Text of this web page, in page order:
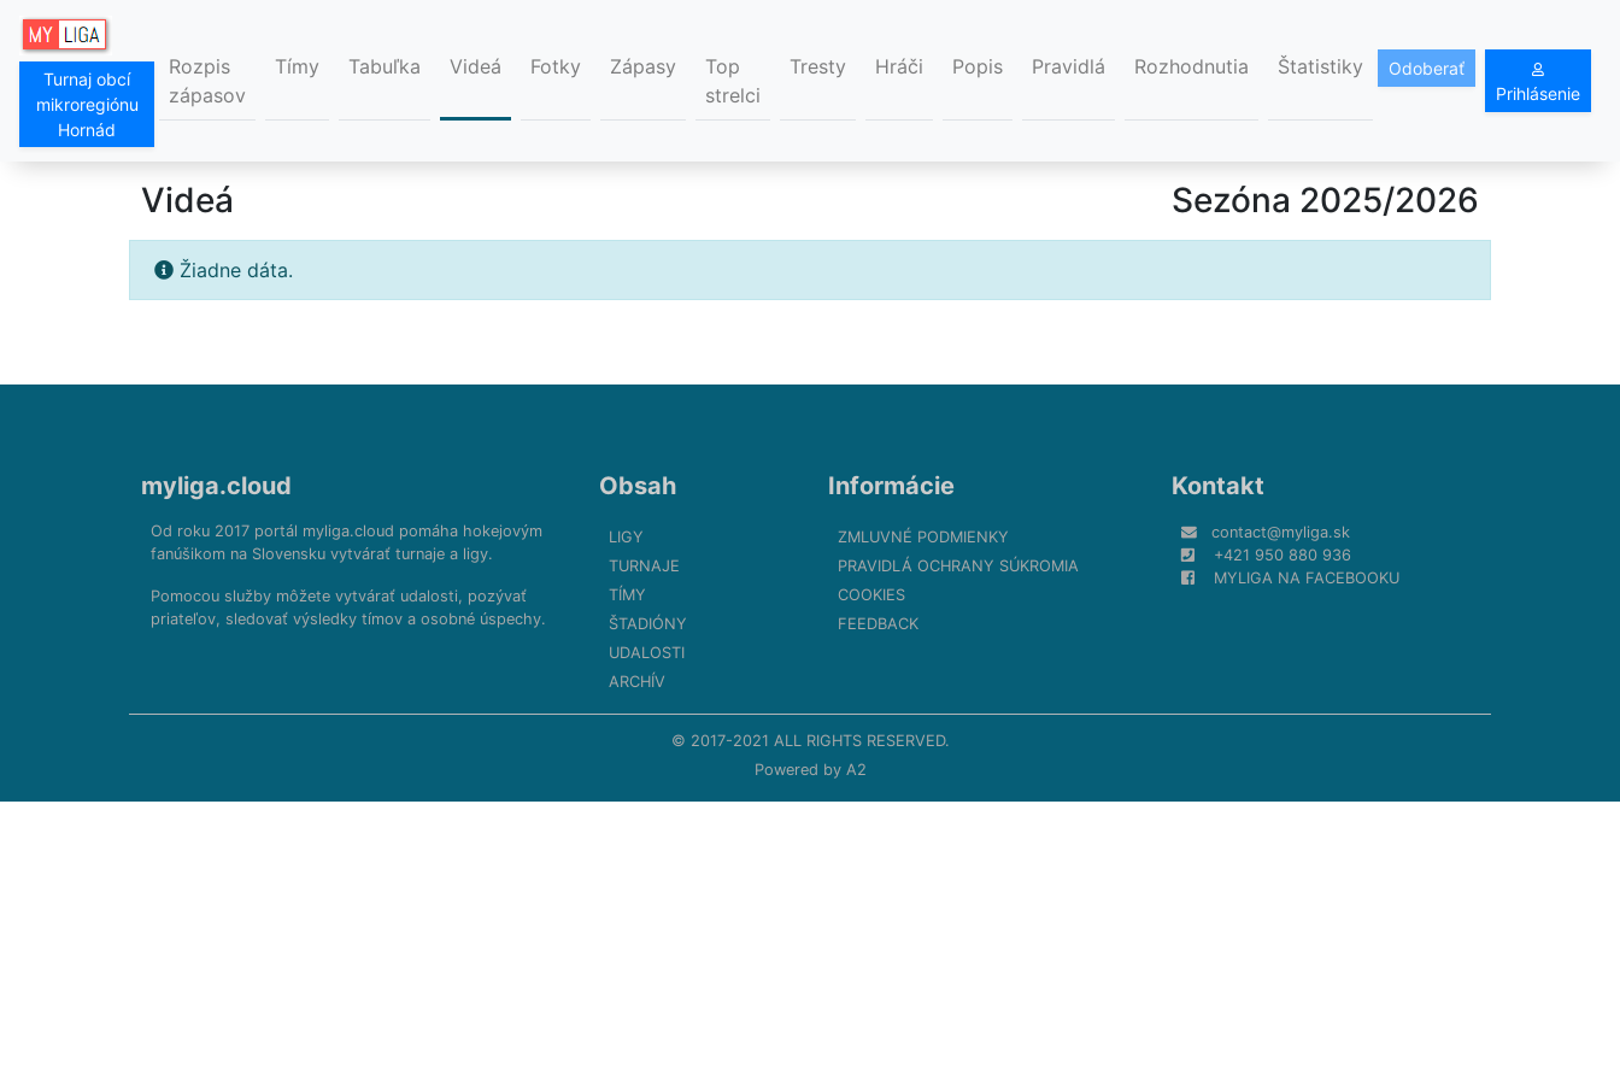
Turnaj obcí
mikroregiónu
Hornád
Rozpis
zápasov
Tímy Tabuľka Videá Fotky Zápasy
Top
strelci
Tresty Hráči Popis Pravidlá Rozhodnutia Štatistiky
Odoberať
Prihlásenie
Videá Sezóna 2025/2026
Žiadne dáta.
myliga.cloud
Od roku 2017 portál myliga.cloud pomáha hokejovým
fanúšikom na Slovensku vytvárať turnaje a ligy.
Pomocou služby môžete vytvárať udalosti, pozývať
priateľov, sledovať výsledky tímov a osobné úspechy.
Obsah
LIGY
TURNAJE
TÍMY
ŠTADIÓNY
UDALOSTI
ARCHÍV
Informácie
ZMLUVNÉ PODMIENKY
PRAVIDLÁ OCHRANY SÚKROMIA
COOKIES
FEEDBACK
Kontakt
contact@myliga.sk
+421 950 880 936
MYLIGA NA FACEBOOKU
© 2017-2021 ALL RIGHTS RESERVED.
Powered by A2